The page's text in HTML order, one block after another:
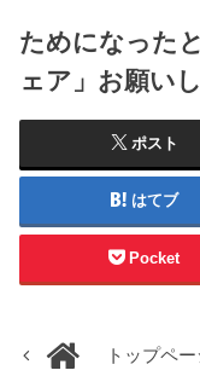
ためになった
ェア」お願い
ポスト
はてブ
Pocket
トップペ